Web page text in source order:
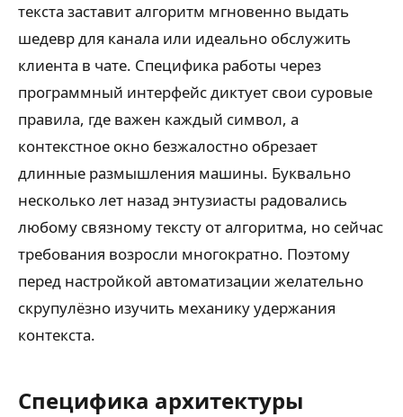
текста заставит алгоритм мгновенно выдать
шедевр для канала или идеально обслужить
клиента в чате. Специфика работы через
программный интерфейс диктует свои суровые
правила, где важен каждый символ, а
контекстное окно безжалостно обрезает
длинные размышления машины. Буквально
несколько лет назад энтузиасты радовались
любому связному тексту от алгоритма, но сейчас
требования возросли многократно. Поэтому
перед настройкой автоматизации желательно
скрупулёзно изучить механику удержания
контекста.
Специфика архитектуры